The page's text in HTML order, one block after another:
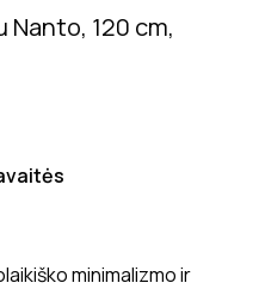
klientų įvertinimą.
yra patikrinami dėl jų
vertinimui.
Nanto, 120 cm,
minimalizmo ir